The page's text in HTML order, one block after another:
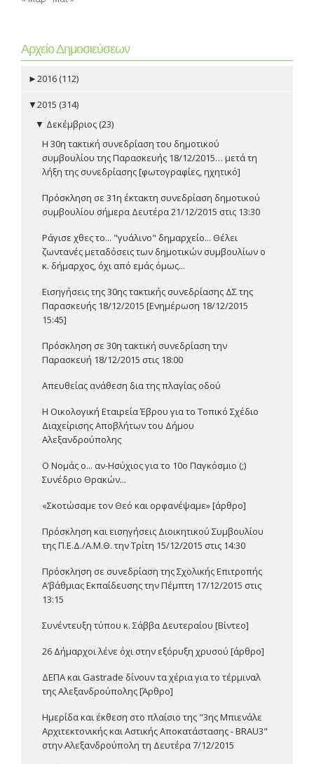
Αρχείο Δημοσιεύσεων
►2016 (112)
▼2015 (314)
▼ Δεκέμβριος (23)
Η 30η τακτική συνεδρίαση του δημοτικού
συμβουλίου της Παρασκευής 18/12/2015… μετά τη
λήξη της συνεδρίασης [φωτογραφίες, ηχητικό]
Πρόσκληση σε 31η έκτακτη συνεδρίαση δημοτικού
συμβουλίου σήμερα Δευτέρα 21/12/2015 στις 13:30
Ράγισε χθες το... "γυάλινο" δημαρχείο... Θέλει
ζωντανές μεταδόσεις των δημοτικών συμβουλίων ο
κ. δήμαρχος, όχι από εμάς όμως...
Εισηγήσεις της 30ης τακτικής συνεδρίασης ΔΣ της
Παρασκευής 18/12/2015 [Ενημέρωση 18/12/2015
15:45]
Πρόσκληση σε 30η τακτική συνεδρίαση την
Παρασκευή 18/12/2015 στις 18:00
Απευθείας ανάθεση δια της πλαγίας οδού
Η Οικολογική Εταιρεία Έβρου για το Τοπικό Σχέδιο
Διαχείρισης Αποβλήτων του Δήμου
Αλεξανδρούπολης
Ο Νομάς ο... αν-Ησύχιος για το 10ο Παγκόσμιο (;)
Συνέδριο Θρακών...
«Σκοτώσαμε τον Θεό και ορφανέψαμε» [άρθρο]
Πρόσκληση και εισηγήσεις Διοικητικού Συμβουλίου
της Π.Ε.Δ./Α.Μ.Θ. την Τρίτη 15/12/2015 στις 14:30
Πρόσκληση σε συνεδρίαση της Σχολικής Επιτροπής
Α’βάθμιας Εκπαίδευσης την Πέμπτη 17/12/2015 στις
13:15
Συνέντευξη τύπου κ. Σάββα Δευτεραίου [Βίντεο]
26 Δήμαρχοι λένε όχι στην εξόρυξη χρυσού [άρθρο]
ΔΕΠΑ και Gastrade δίνουν τα χέρια για το τέρμιναλ
της Αλεξανδρούπολης [Άρθρο]
Ημερίδα και έκθεση στο πλαίσιο της "3ης Μπιενάλε
Αρχιτεκτονικής και Αστικής Αποκατάστασης - BRAU3"
στην Αλεξανδρούπολη τη Δευτέρα 7/12/2015